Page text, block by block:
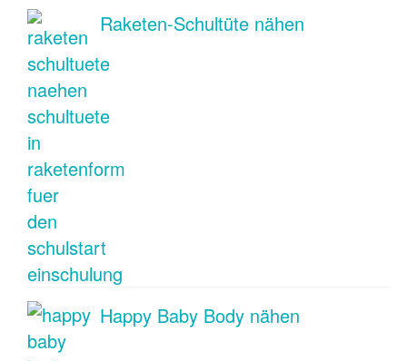
Raketen-Schultüte nähen
Happy Baby Body nähen